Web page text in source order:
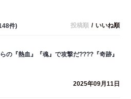
件) 投稿順 / いいね順
の『熱血』『魂』で攻撃だ????『奇跡』
2025年09月11日